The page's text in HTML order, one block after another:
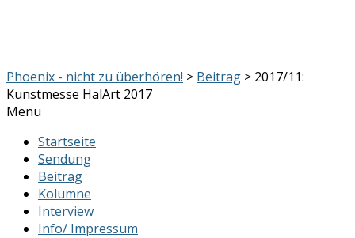
Phoenix - nicht zu überhören! > Beitrag > 2017/11:
Kunstmesse HalArt 2017
Menu
Startseite
Sendung
Beitrag
Kolumne
Interview
Info/ Impressum